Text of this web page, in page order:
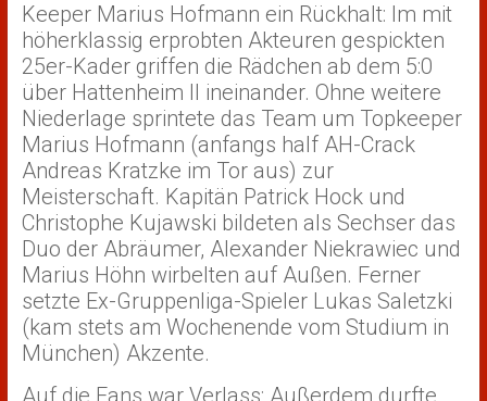
Keeper Marius Hofmann ein Rückhalt: Im mit
höherklassig erprobten Akteuren gespickten
25er-Kader griffen die Rädchen ab dem 5:0
über Hattenheim II ineinander. Ohne weitere
Niederlage sprintete das Team um Topkeeper
Marius Hofmann (anfangs half AH-Crack
Andreas Kratzke im Tor aus) zur
Meisterschaft. Kapitän Patrick Hock und
Christophe Kujawski bildeten als Sechser das
Duo der Abräumer, Alexander Niekrawiec und
Marius Höhn wirbelten auf Außen. Ferner
setzte Ex-Gruppenliga-Spieler Lukas Saletzki
(kam stets am Wochenende vom Studium in
München) Akzente.
Auf die Fans war Verlass: Außerdem durfte